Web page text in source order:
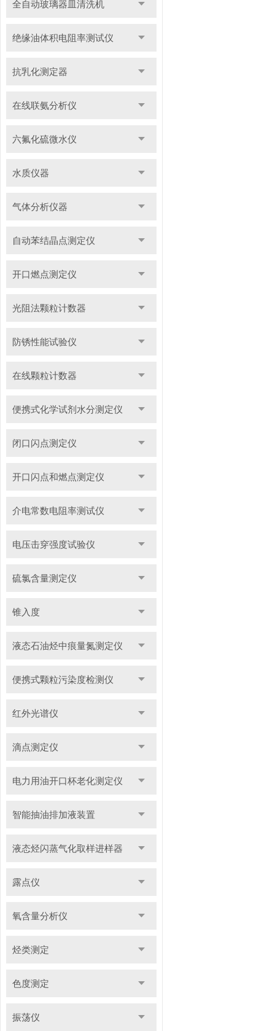
全自动玻璃器皿清洗机
绝缘油体积电阻率测试仪
抗乳化测定器
在线联氨分析仪
六氟化硫微水仪
水质仪器
气体分析仪器
自动苯结晶点测定仪
开口燃点测定仪
光阻法颗粒计数器
防锈性能试验仪
在线颗粒计数器
便携式化学试剂水分测定仪
闭口闪点测定仪
开口闪点和燃点测定仪
介电常数电阻率测试仪
电压击穿强度试验仪
硫氯含量测定仪
锥入度
液态石油烃中痕量氮测定仪
便携式颗粒污染度检测仪
红外光谱仪
滴点测定仪
电力用油开口杯老化测定仪
智能抽油排加液装置
液态烃闪蒸气化取样进样器
露点仪
氧含量分析仪
烃类测定
色度测定
振荡仪